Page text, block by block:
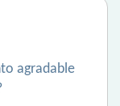
agradable